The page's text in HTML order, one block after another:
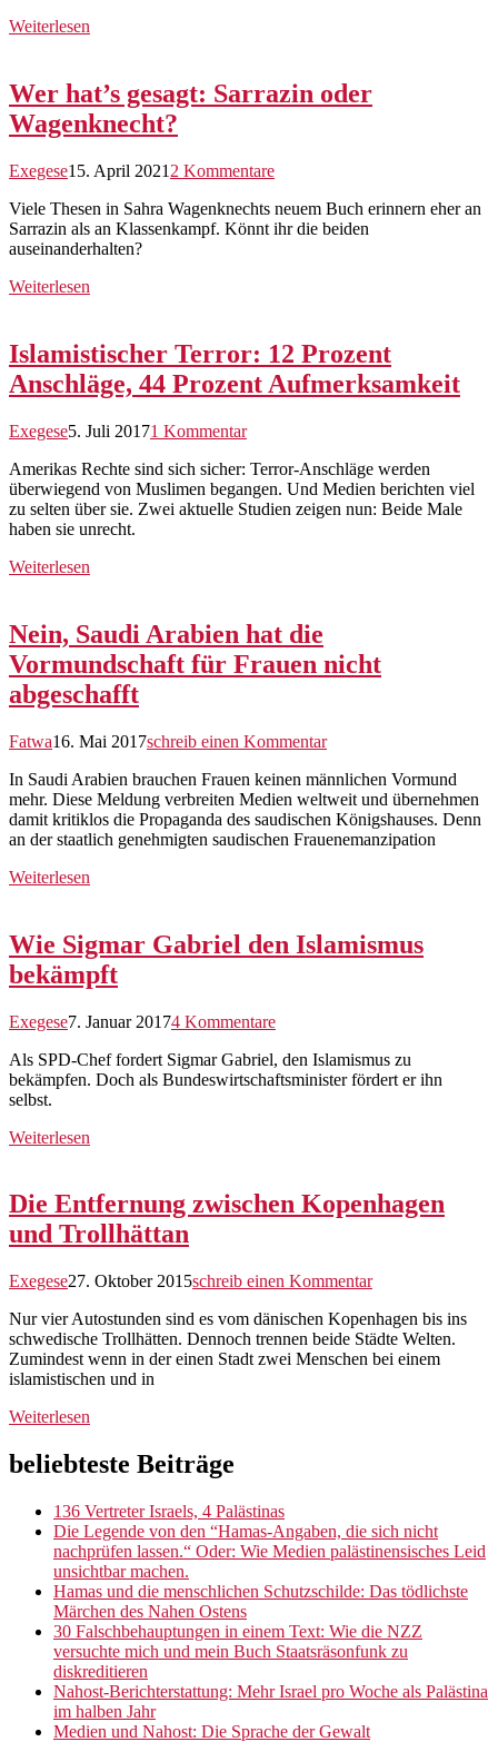
Weiterlesen
Wer hat’s gesagt: Sarrazin oder
Wagenknecht?
Exegese15. April 2021 2 Kommentare
Viele Thesen in Sahra Wagenknechts neuem Buch erinnern eher an
Sarrazin als an Klassenkampf. Könnt ihr die beiden
auseinanderhalten?
Weiterlesen
Islamistischer Terror: 12 Prozent
Anschläge, 44 Prozent Aufmerksamkeit
Exegese5. Juli 20171 Kommentar
Amerikas Rechte sind sich sicher: Terror-Anschläge werden
überwiegend von Muslimen begangen. Und Medien berichten viel
zu selten über sie. Zwei aktuelle Studien zeigen nun: Beide Male
haben sie unrecht.
Weiterlesen
Nein, Saudi Arabien hat die
Vormundschaft für Frauen nicht
abgeschafft
Fatwa16. Mai 2017schreib einen Kommentar
In Saudi Arabien brauchen Frauen keinen männlichen Vormund
mehr. Diese Meldung verbreiten Medien weltweit und übernehmen
damit kritiklos die Propaganda des saudischen Königshauses. Denn
an der staatlich genehmigten saudischen Frauenemanzipation
Weiterlesen
Wie Sigmar Gabriel den Islamismus
bekämpft
Exegese7. Januar 20174 Kommentare
Als SPD-Chef fordert Sigmar Gabriel, den Islamismus zu
bekämpfen. Doch als Bundeswirtschaftsminister fördert er ihn
selbst.
Weiterlesen
Die Entfernung zwischen Kopenhagen
und Trollhättan
Exegese27. Oktober 2015schreib einen Kommentar
Nur vier Autostunden sind es vom dänischen Kopenhagen bis ins
schwedische Trollhätten. Dennoch trennen beide Städte Welten.
Zumindest wenn in der einen Stadt zwei Menschen bei einem
islamistischen und in
Weiterlesen
Sidebar
Footer
Sliding
beliebteste Beiträge
136 Vertreter Israels, 4 Palästinas
Die Legende von den “Hamas-Angaben, die sich nicht
nachprüfen lassen.“ Oder: Wie Medien palästinensisches Leid
unsichtbar machen.
Hamas und die menschlichen Schutzschilde: Das tödlichste
Märchen des Nahen Ostens
30 Falschbehauptungen in einem Text: Wie die NZZ
versuchte mich und mein Buch Staatsräsonfunk zu
diskreditieren
Nahost-Berichterstattung: Mehr Israel pro Woche als Palästina
im halben Jahr
Medien und Nahost: Die Sprache der Gewalt